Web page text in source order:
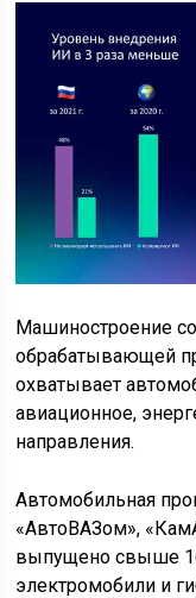
Машиностроение
обрабатывающей
охватывает
авиационное,
направления.
Автомобильная
«АвтоВАЗом»,
выпущено свыше
электромобили и